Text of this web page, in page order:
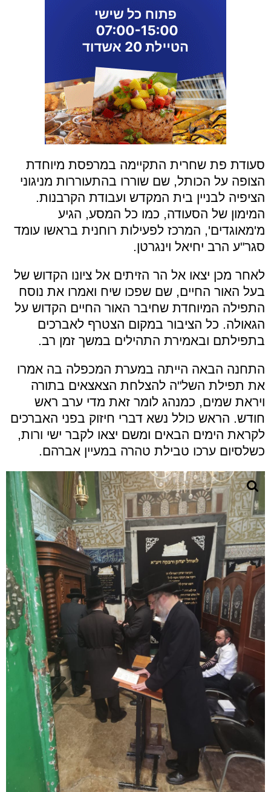
סעודת פת שחרית התקיימה במרפסת מיוחדת
הצופה על הכותל, שם שוררו בהתעוררות מניגוני
הציפיה לבניין בית המקדש ועבודת הקרבנות.
המימון של הסעודה, כמו כל המסע, הגיע
מ'מאוגדים', המרכז לפעילות רוחנית בראשו עומד
סגר"ע הרב יחיאל וינגרטן.
לאחר מכן יצאו אל הר הזיתים אל ציונו הקדוש של
בעל האור החיים, שם שפכו שיח ואמרו את נוסח
התפילה המיוחדת שחיבר האור החיים הקדוש על
הגאולה. כל הציבור במקום הצטרף לאברכים
בתפילתם ובאמירת התהילים במשך זמן רב.
התחנה הבאה הייתה במערת המכפלה בה אמרו
את תפילת השל"ה להצלחת הצאצאים בתורה
ויראת שמים, כמנהג לומר זאת מדי ערב ראש
חודש. הראש כולל נשא דברי חיזוק בפני האברכים
לקראת הימים הבאים ומשם יצאו לקבר ישי ורות,
כשלסיום ערכו טבילת טהרה במעיין אברהם.